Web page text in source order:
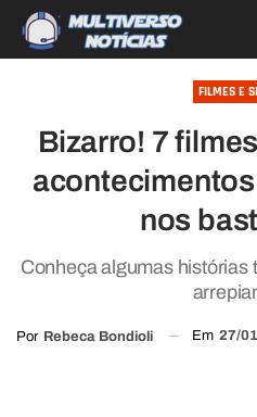
FILMES E
Bizarro! 7
nos
Conheça algumas histórias
Por Rebeca Bondioli Em 27/